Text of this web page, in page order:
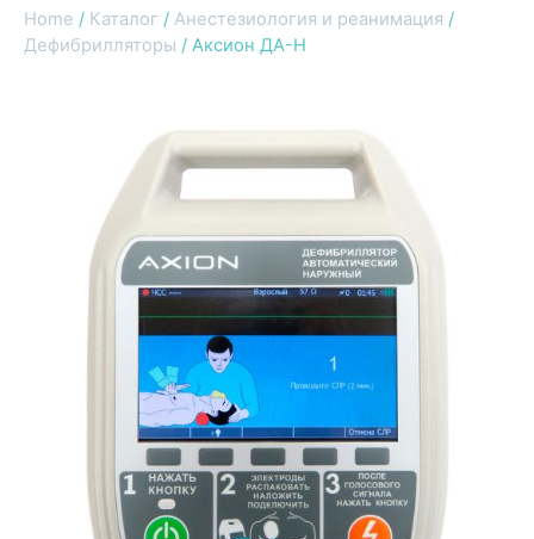
Home / Каталог / Анестезиология и реанимация /
Дефибрилляторы / Аксион ДА-Н